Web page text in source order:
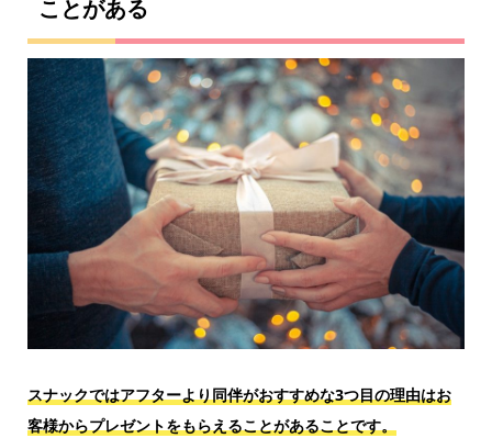
ことがある
スナックではアフターより同伴がおすすめな3つ目の理由はお
客様からプレゼントをもらえることがあることです。